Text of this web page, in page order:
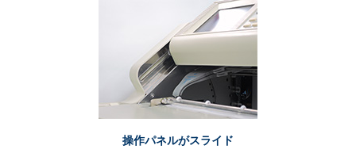
操作パネルがスライド